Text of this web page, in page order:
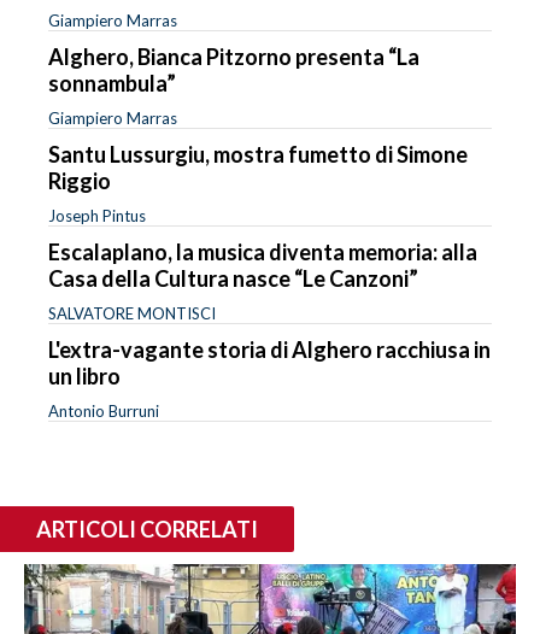
Giampiero Marras
Alghero, Bianca Pitzorno presenta “La
sonnambula”
Giampiero Marras
Santu Lussurgiu, mostra fumetto di Simone
Riggio
Joseph Pintus
Escalaplano, la musica diventa memoria: alla
Casa della Cultura nasce “Le Canzoni”
SALVATORE MONTISCI
L'extra-vagante storia di Alghero racchiusa in
un libro
Antonio Burruni
ARTICOLI CORRELATI